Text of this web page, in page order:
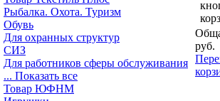
Рыбалка. Охота. Туризм
Обувь
Для охранных структур
СИЗ
Для работников сферы обслуживания
... Показать все
Товар ЮФНМ
руб.